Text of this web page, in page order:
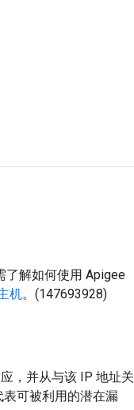
了解如何使用 Apigee
机。(147693928)
，并从与该 IP 地址关
可被利用的潜在漏